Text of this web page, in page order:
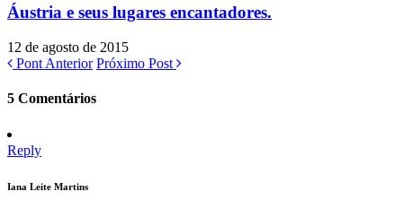
Áustria e seus lugares encantadores.
12 de agosto de 2015
Pont Anterior Próximo Post
5 Comentários
Reply
Iana Leite Martins